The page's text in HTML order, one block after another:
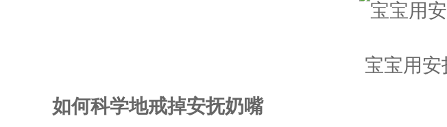
宝宝用
如何科学地戒掉安抚奶嘴